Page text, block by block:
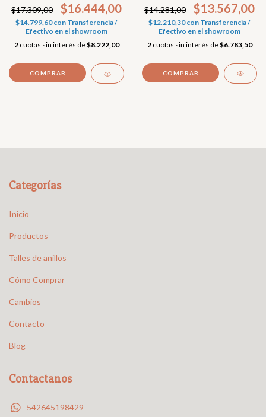
$17.309,00 $16.444,00
$14.799,60con Transferencia /
Efectivo en el showroom
2 cuotas sin interés de$8.222,00
$14.281,00 $13.567,00
$12.210,30con Transferencia /
Efectivo en el showroom
2 cuotas sin interés de$6.783,50
Categorías
Inicio
Productos
Talles de anillos
Cómo Comprar
Cambios
Contacto
Blog
Contactanos
542645198429